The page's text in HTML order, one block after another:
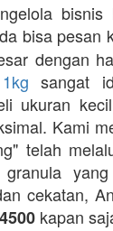
bisa pesan
dengan
sangat
ukuran
Kami
telah
granula
cekatan,
kapan